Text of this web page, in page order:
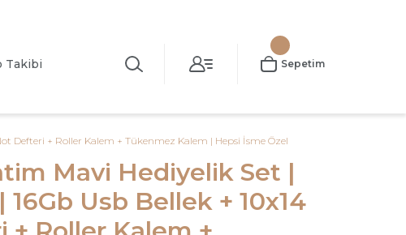
Takibi Sepetim
Defteri + Roller Kalem + Tükenmez Kalem | Hepsi İsme Özel
Mavi Hediyelik Set |
16Gb Usb Bellek + 10x14